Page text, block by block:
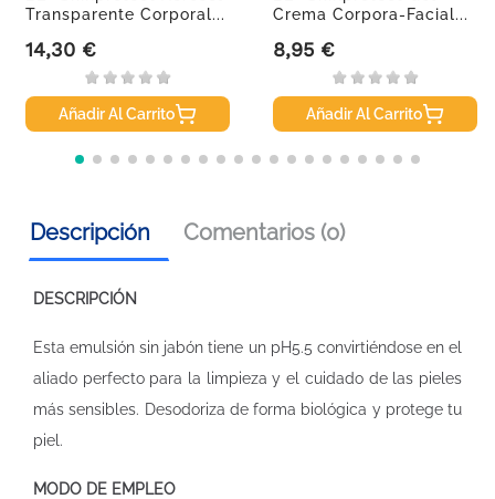
Transparente Corporal...
Precio
14,30 €
Añadir Al Carrito
Crema Corpora-Facial...
Precio
8,95 €
Añadir Al Carrito
Descripción Comentarios (0)
DESCRIPCIÓN
Esta emulsión sin jabón tiene un pH5.5 convirtiéndose en el
aliado perfecto para la limpieza y el cuidado de las pieles
más sensibles. Desodoriza de forma biológica y protege tu
piel.
MODO DE EMPLEO